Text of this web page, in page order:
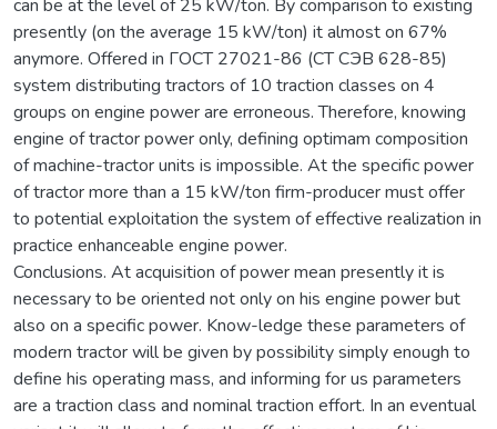
can be at the level of 25 kW/ton. By comparison to existing
presently (on the average 15 kW/ton) it almost on 67%
anymore. Offered in ГОСТ 27021-86 (СТ СЭВ 628-85)
system distributing tractors of 10 traction classes on 4
groups on engine power are erroneous. Therefore, knowing
engine of tractor power only, defining optimam composition
of machine-tractor units is impossible. At the specific power
of tractor more than a 15 kW/ton firm-producer must offer
to potential exploitation the system of effective realization in
practice enhanceable engine power.
Conclusions. At acquisition of power mean presently it is
necessary to be oriented not only on his engine power but
also on a specific power. Know-ledge these parameters of
modern tractor will be given by possibility simply enough to
define his operating mass, and informing for us parameters
are a traction class and nominal traction effort. In an eventual